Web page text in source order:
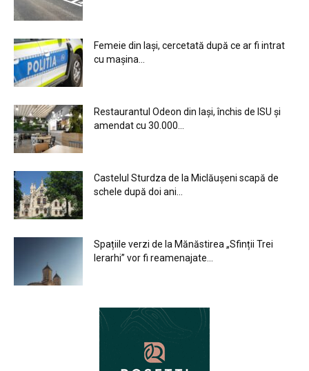
Femeie din Iași, cercetată după ce ar fi intrat
cu mașina...
Restaurantul Odeon din Iași, închis de ISU și
amendat cu 30.000...
Castelul Sturdza de la Miclăușeni scapă de
schele după doi ani...
Spațiile verzi de la Mănăstirea „Sfinții Trei
Ierarhi” vor fi reamenajate...